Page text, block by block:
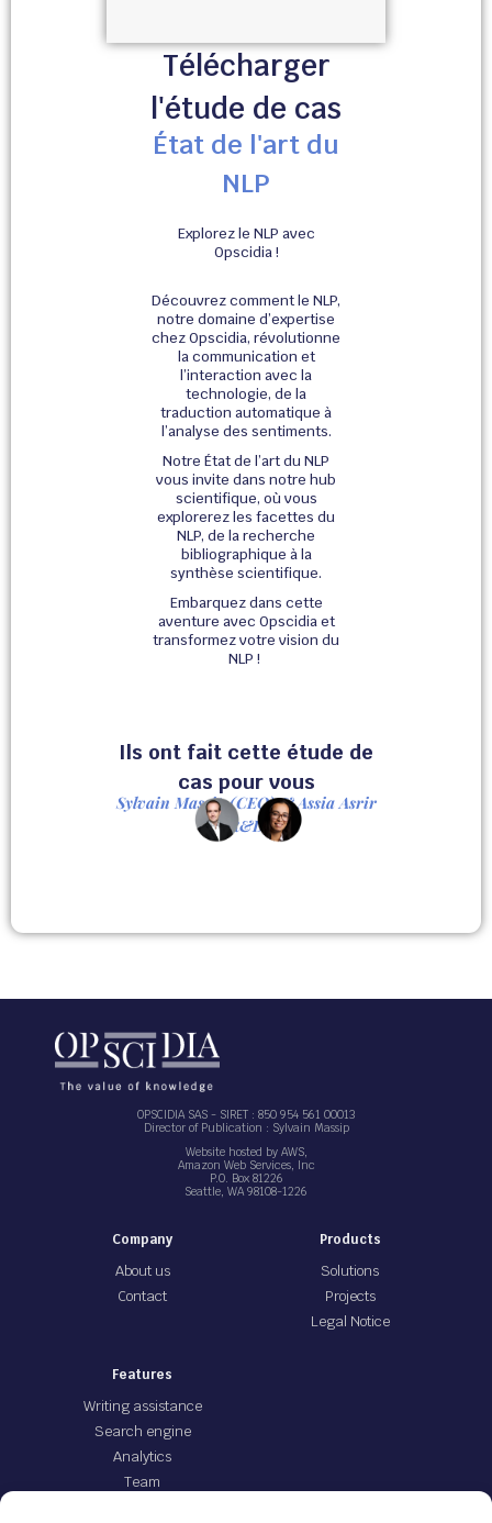
Télécharger
l'étude de cas
État de l'art du
NLP
Explorez le NLP avec
Opscidia !
Découvrez comment le NLP,
notre domaine d’expertise
chez Opscidia, révolutionne
la communication et
l’interaction avec la
technologie, de la
traduction automatique à
l’analyse des sentiments.
Notre État de l’art du NLP
vous invite dans notre hub
scientifique, où vous
explorerez les facettes du
NLP, de la recherche
bibliographique à la
synthèse scientifique.
Embarquez dans cette
aventure avec Opscidia et
transformez votre vision du
NLP !
Ils ont fait cette étude de
cas pour vous
Sylvain Massip (CEO) & Assia Asrir
(R&D)
OPSCIDIA SAS - SIRET : 850 954 561 00013
Director of Publication : Sylvain Massip
Website hosted by AWS,
Amazon Web Services, Inc
P.O. Box 81226
Seattle, WA 98108-1226
Company
About us
Contact
Products
Solutions
Projects
Legal Notice
Features
Writing assistance
Search engine
Analytics
Team